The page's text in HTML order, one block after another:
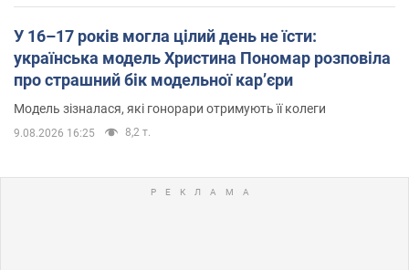
У 16–17 років могла цілий день не їсти:
українська модель Христина Пономар розповіла
про страшний бік модельної кар’єри
Модель зізналася, які гонорари отримують її колеги
9.08.2026 16:25 8,2 т.